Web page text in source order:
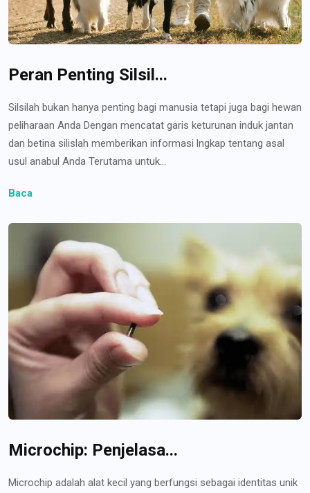
Peran Penting Silsil...
Silsilah bukan hanya penting bagi manusia tetapi juga bagi hewan
peliharaan Anda Dengan mencatat garis keturunan induk jantan
dan betina silislah memberikan informasi lngkap tentang asal
usul anabul Anda Terutama untuk...
Baca
Microchip: Penjelasa...
Microchip adalah alat kecil yang berfungsi sebagai identitas unik